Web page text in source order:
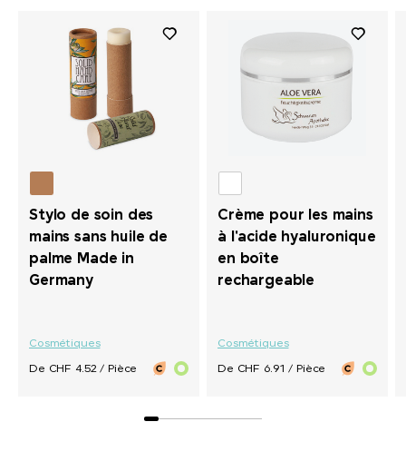
Stylo de soin des
mains sans huile de
palme Made in
Germany
Cosmétiques
De CHF 4.52 / Pièce
Crème pour les mains
à l'acide hyaluronique
en boîte
rechargeable
Cosmétiques
De CHF 6.91 / Pièce